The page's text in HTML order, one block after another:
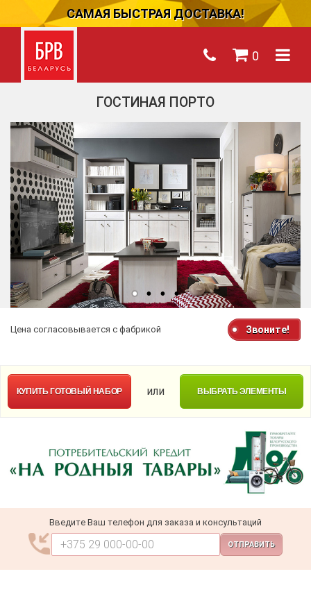
САМАЯ БЫСТРАЯ ДОСТАВКА!
0
ГОСТИНАЯ ПОРТО
Цена согласовывается с фабрикой Звоните!
КУПИТЬ ГОТОВЫЙ НАБОР или ВЫБРАТЬ ЭЛЕМЕНТЫ
Введите Ваш телефон для заказа и консультаций
ОТПРАВИТЬ